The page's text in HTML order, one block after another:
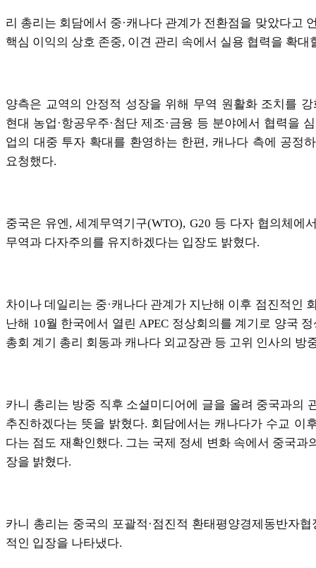
리 총리는 회담에서 중·캐나다 관계가 전환점을 맞았다고
핵심 이익의 상호 존중, 이견 관리 속에서 실용 협력을 확대
양측은 교역의 안정적 성장을 위해 무역 원활화 조치를 강
현대 농업·항공우주·첨단 제조·금융 등 분야에서 협력을
업의 대중 투자 확대를 환영하는 한편, 캐나다 측에 공정
요청했다.
중국은 유엔, 세계무역기구(WTO), G20 등 다자 협의체에
무역과 다자주의를 유지하겠다는 입장도 밝혔다.
차이나 데일리는 중·캐나다 관계가 지난해 이후 점진적인
난해 10월 한국에서 열린 APEC 정상회의를 계기로 양국
총회 계기 총리 회동과 캐나다 외교장관 등 고위 인사의 방
카니 총리는 방중 직후 소셜미디어에 글을 올려 중국과의
추진하겠다는 뜻을 밝혔다. 회담에서는 캐나다가 수교 이
다는 점도 재확인했다. 그는 국제 정세 변화 속에서 중국과
장을 밝혔다.
카니 총리는 중국의 포괄적·점진적 환태평양경제동반자
적인 입장을 나타냈다.